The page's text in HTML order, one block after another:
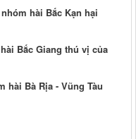
hài Bắc Kạn hại
Bắc Giang thú vị của
hài Bà Rịa - Vũng Tàu